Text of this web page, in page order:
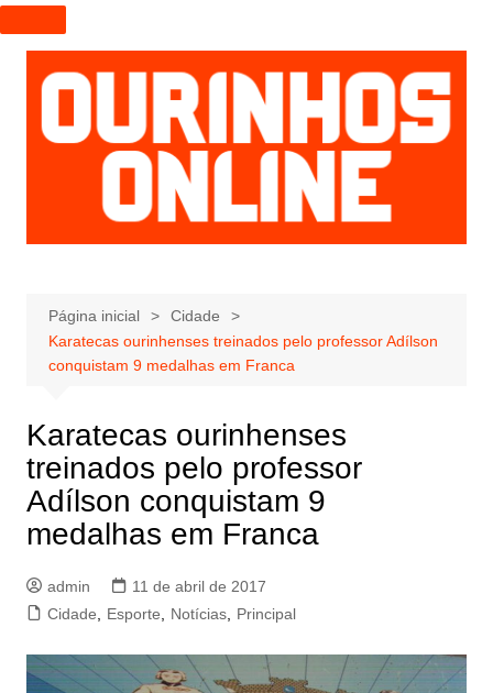
I
r
p
a
r
a
e
ú
d
Página inicial
Cidade
Karatecas ourinhenses treinados pelo professor Adílson
conquistam 9 medalhas em Franca
Karatecas ourinhenses
treinados pelo professor
Adílson conquistam 9
medalhas em Franca
admin
11 de abril de 2017
Cidade
Esporte Notícias, Principal